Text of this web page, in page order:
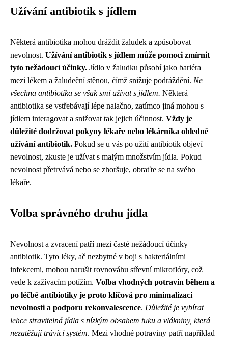
Užívání antibiotik s jídlem
Některá antibiotika mohou dráždit žaludek a způsobovat
nevolnost. Užívání antibiotik s jídlem může pomoci zmírnit
tyto nežádoucí účinky. Jídlo v žaludku působí jako bariéra
mezi lékem a žaludeční stěnou, čímž snižuje podráždění. Ne
všechna antibiotika se však smí užívat s jídlem. Některá
antibiotika se vstřebávají lépe nalačno, zatímco jiná mohou s
jídlem interagovat a snižovat tak jejich účinnost. Vždy je
důležité dodržovat pokyny lékaře nebo lékárníka ohledně
užívání antibiotik. Pokud se u vás po užití antibiotik objeví
nevolnost, zkuste je užívat s malým množstvím jídla. Pokud
nevolnost přetrvává nebo se zhoršuje, obraťte se na svého
lékaře.
Volba správného druhu jídla
Nevolnost a zvracení patří mezi časté nežádoucí účinky
antibiotik. Tyto léky, ač nezbytné v boji s bakteriálními
infekcemi, mohou narušit rovnováhu střevní mikroflóry, což
vede k zažívacím potížím. Volba vhodných potravin během a
po léčbě antibiotiky je proto klíčová pro minimalizaci
nevolnosti a podporu rekonvalescence. Důležité je vybírat
lehce stravitelná jídla s nízkým obsahem tuku a vlákniny, která
nezatěžují trávicí systém. Mezi vhodné potraviny patří například